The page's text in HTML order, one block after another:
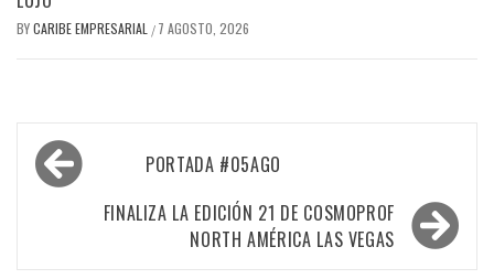
BYCARIBE EMPRESARIAL / 7 AGOSTO, 2026
Navegación
de
entradas
PORTADA #05AGO
FINALIZA LA EDICIÓN 21 DE COSMOPROF
NORTH AMÉRICA LAS VEGAS